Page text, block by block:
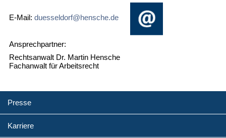
E-Mail: duesseldorf@hensche.de
Ansprechpartner:
Rechtsanwalt Dr. Martin Hensche
Fachanwalt für Arbeitsrecht
Presse
Karriere